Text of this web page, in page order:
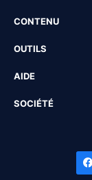
CONTENU
OUTILS
AIDE
SOCIÉTÉ